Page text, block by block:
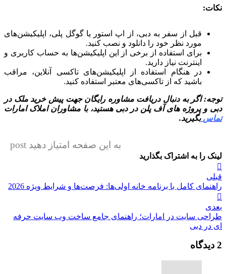
نکات:
قبل از سفر به دبی، از اپ استور یا گوگل پلی، اپلیکیشن‌های
مورد نظر خود را دانلود و نصب کنید.
برای استفاده از برخی از این اپلیکیشن‌ها به حساب کاربری و
اینترنت نیاز دارید.
در هنگام استفاده از اپلیکیشن‌های تاکسی آنلاین، مراقب
باشید که از تاکسی‌های معتبر استفاده کنید.
توجه: اگر به دنبال دریافت مشاوره رایگان جهت پیش خرید ملک در
دبی و پروژه های آف پلن در دبی هستید، با مشاوران املاک امارات
تماس بگیرید.
به این صفحه امتیاز دهید post
لینک را به اشتراک بگذارید
راهبری
نوشته
قبلی
راهنمای کامل با برنامه خانه اولی‌ها: فرصت‌ها و شرایط ویژه 2026
بعدی
طراحی سایت در امارات؛ راهنمای جامع ساخت وب سایت حرفه
ای در دبی
2 دیدگاه